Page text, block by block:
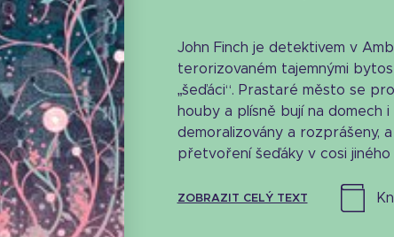
Stáhnout obálku
John Finch je detektivem v
terorizovaném tajemnými
„šeďáci“. Prastaré město se
houby a plísně bují na domech
demoralizovány a rozprášeny,
přetvoření šeďáky v cosi jiného
ZOBRAZIT CELÝ TEXT